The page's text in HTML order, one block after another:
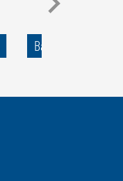
Balen-